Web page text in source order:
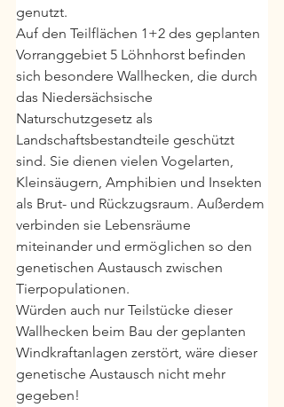
genutzt.
Auf den Teilflächen 1+2 des geplanten
Vorranggebiet 5 Löhnhorst befinden
sich besondere Wallhecken, die durch
das Niedersächsische
Naturschutzgesetz als
Landschaftsbestandteile geschützt
sind. Sie dienen vielen Vogelarten,
Kleinsäugern, Amphibien und Insekten
als Brut- und Rückzugsraum. Außerdem
verbinden sie Lebensräume
miteinander und ermöglichen so den
genetischen Austausch zwischen
Tierpopulationen.
Würden auch nur Teilstücke dieser
Wallhecken beim Bau der geplanten
Windkraftanlagen zerstört, wäre dieser
genetische Austausch nicht mehr
gegeben!